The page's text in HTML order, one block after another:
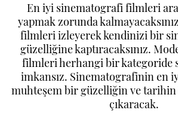
En iyi sinematografi filmleri
yapmak zorunda
filmleri izleyerek kendinizi bir
güzelliğine kaptıracaksınız.
filmleri herhangi bir kategoride
imkansız. Sinematografinin en
muhteşem bir güzelliğin ve
çıkaracak.